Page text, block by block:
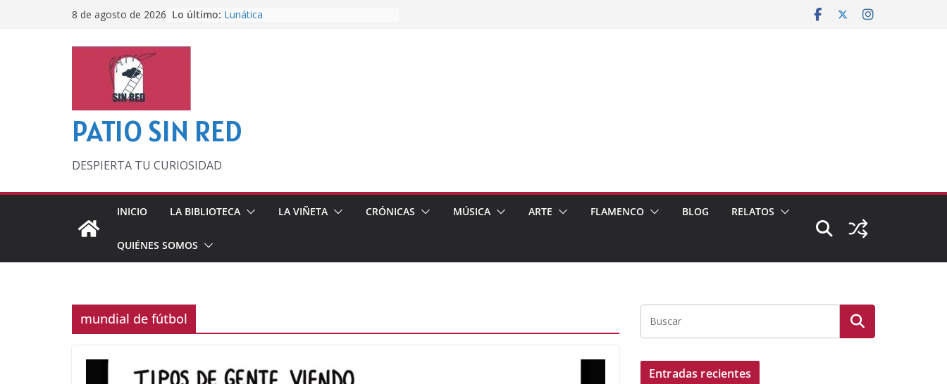
8 de agosto de 2026 Lo último: Lunática
PATIO SIN RED
DESPIERTA TU CURIOSIDAD
INICIO LA BIBLIOTECA LA VIÑETA CRÓNICAS MÚSICA ARTE FLAMENCO BLOG RELATOS
QUIÉNES SOMOS
mundial de fútbol
Entradas recientes